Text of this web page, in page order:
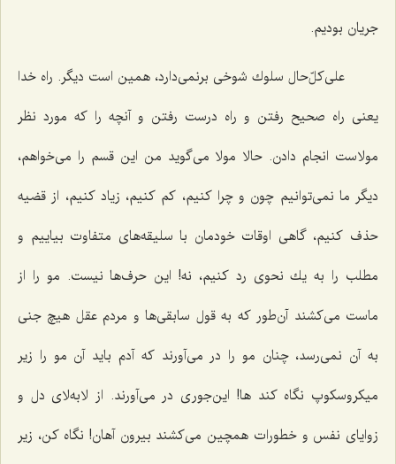
جریان بودیم.
علی‌كلّ‌حال سلوك شوخی برنمی‌دارد، همین است دیگر. راه خدا
یعنی راه صحیح رفتن و راه درست رفتن و آنچه را كه مورد نظر
مولاست انجام دادن. حالا مولا می‌گوید من این قسم را می‌خواهم،
دیگر ما نمی‌توانیم چون و چرا كنیم، كم كنیم، زیاد كنیم، از قضیه
حذف كنیم، گاهی اوقات خودمان با سلیقه‌های متفاوت بیاییم و
مطلب را به یك نحوی رد كنیم، نه! این حرف‌ها نیست. مو را از
ماست می‌كشند آن‌طور كه به قول سابقی‌ها و مردم عقل هیچ جنی
به آن نمی‌رسد، چنان مو را در می‌آورند كه آدم باید آن مو را زیر
میكروسكوپ نگاه كند ها! این‌جوری در می‌آورند. از لابه‌لای دل و
زوایای نفس و خطورات همچین می‌كشند بیرون آهان! نگاه كن، زیر